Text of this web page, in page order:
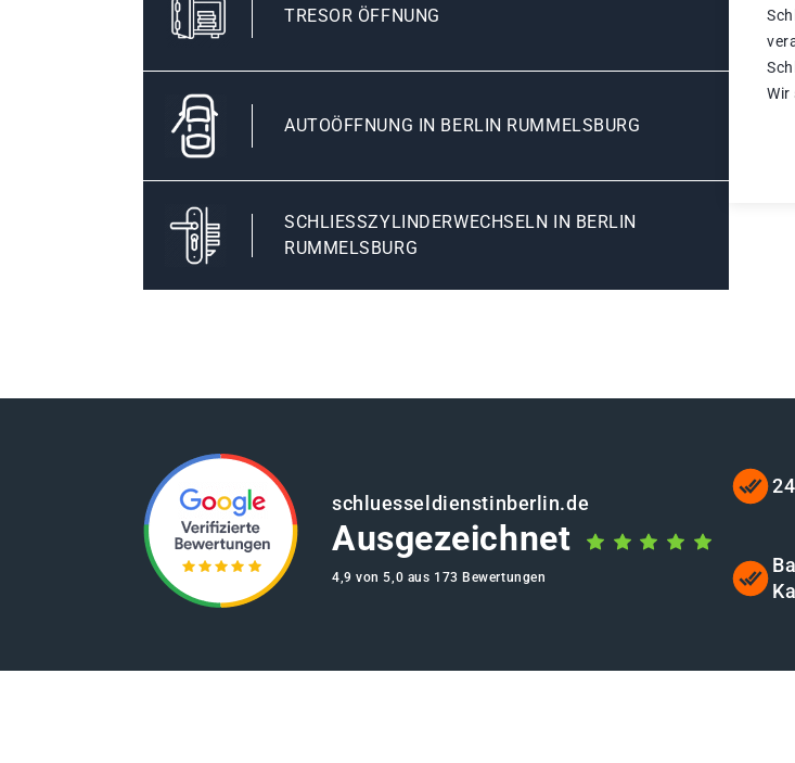
TRESOR ÖFFNUNG
AUTOÖFFNUNG IN BERLIN RUMMELSBURG
SCHLIESSZYLINDERWECHSELN IN BERLIN R
UMMELSBURG
Wir
schluesseldienstinberlin.de
Ausgezeichnet
4,9 von 5,0 aus 173 Bewertungen